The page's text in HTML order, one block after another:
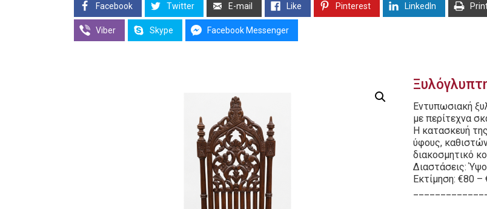
Facebook Twitter E-mail Like Pinterest LinkedIn
Viber Skype Facebook Messenger
Εντυπωσιακή
με περίτεχνα
Η κατασκευή
ύφους,
διακοσμητικό
Διαστάσεις:
Εκτίμηση: €80 –